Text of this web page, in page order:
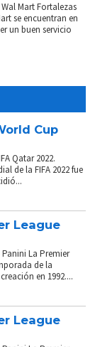
Mart Fortalezas
se encuentran en
un buen servicio
Cup
Qatar 2022.
de la FIFA 2022 fue
League
Panini La Premier
de la
en 1992....
League